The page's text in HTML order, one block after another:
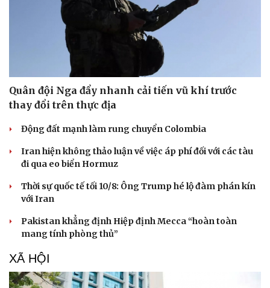
Quân đội Nga đẩy nhanh cải tiến vũ khí trước
thay đổi trên thực địa
Động đất mạnh làm rung chuyển Colombia
Iran hiện không thảo luận về việc áp phí đối với các tàu
đi qua eo biển Hormuz
Thời sự quốc tế tối 10/8: Ông Trump hé lộ đàm phán kín
với Iran
Pakistan khẳng định Hiệp định Mecca “hoàn toàn
mang tính phòng thủ”
XÃ HỘI